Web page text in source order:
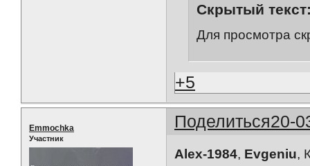
Скрытый
Для просмотра
+5
Поделиться20-
Emmochka
Участник
Alex-1984, Evgeniu,